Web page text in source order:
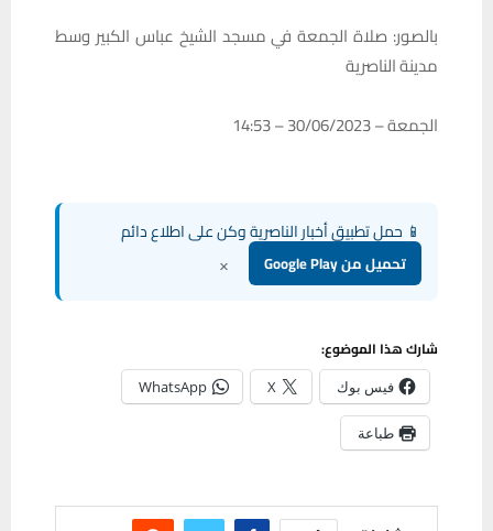
بالصور: صلاة الجمعة في مسجد الشيخ عباس الكبير وسط
مدينة الناصرية
الجمعة – 30/06/2023 – 14:53
📱 حمل تطبيق أخبار الناصرية وكن على اطلاع دائم
تحميل من Google Play ×
شارك هذا الموضوع:
فيس بوك X
WhatsApp
طباعة